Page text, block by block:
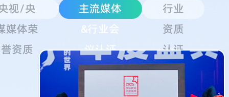
视/央
媒体荣
誉资质
主流媒体
&行业会
议认证
行业
资质
认证